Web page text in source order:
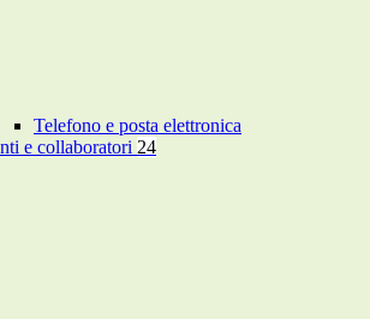
Telefono e posta elettronica
e collaboratori 24